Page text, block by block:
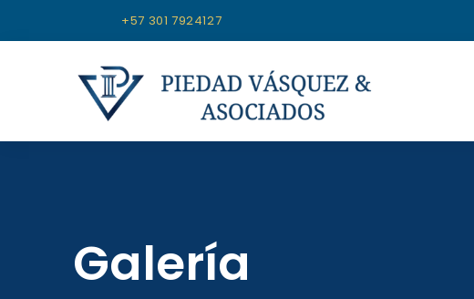
+57 301 7924127
Galería